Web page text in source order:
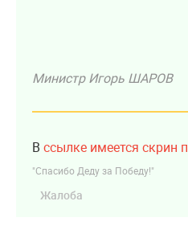
Министр Игорь ШАРОВ
В ссылке имеется скрин
"Спасибо Деду за Победу!"
Жалоба